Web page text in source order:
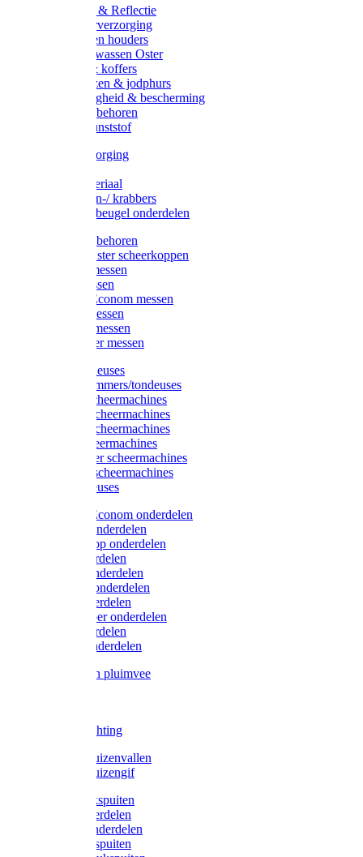
Verlichting & Reflectie
Rapide leerverzorging
Likstenen en houders
Poetsen & wassen Oster
Poetssets & koffers
Ruiter laarzen & jodphurs
Ruiter veiligheid & bescherming
Ruiter - toebehoren
Voerbak kunststof
Klauwverzorging
Injectiemateriaal
Hoefmessen-/ krabbers
Hoefbekapbeugel onderdelen
Messen toebehoren
Moser & Oster scheerkoppen
Hauptner messen
Liscop messen
Aesculap/Econom messen
Heiniger messen
Constanta messen
FarmClipper messen
Moser tondeuses
Overige trimmers/tondeuses
Heiniger scheermachines
Hauptner scheermachines
Aesculap scheermachines
Liscop scheermachines
FarmClipper scheermachines
Constanta scheermachines
Wahl tondeuses
Aesculap/Econom onderdelen
Hauptner onderdelen
Lister/Liscop onderdelen
Eider onderdelen
Heiniger onderdelen
Constanta onderdelen
Moser onderdelen
Farm Clipper onderdelen
Oster onderdelen
TailWell onderdelen
Voerbakken pluimvee
LED verlichting
Ratten / Muizenvallen
Ratten / Muizengif
Gloria drukspuiten
Gloria onderdelen
Gardena onderdelen
Dario drukspuiten